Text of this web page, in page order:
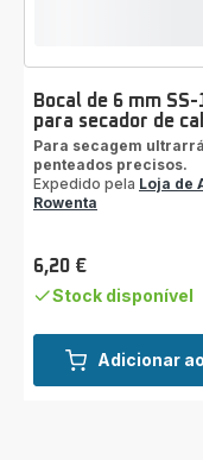
Adicionar
Bocal de 6 mm
para secador de
Para secagem
penteados precisos.
Expedido pela Loja de
Rowenta
Preço
6,20 €
Stock disponível